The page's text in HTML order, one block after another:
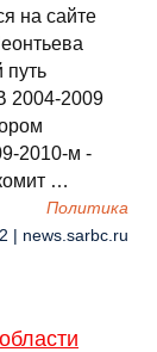
на сайте
путь
2004-2009
2010-м -
…
Политика
| news.sarbc.ru